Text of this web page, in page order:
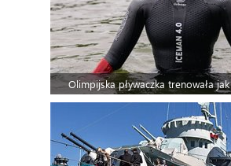
Olimpijska pływaczka trenowała